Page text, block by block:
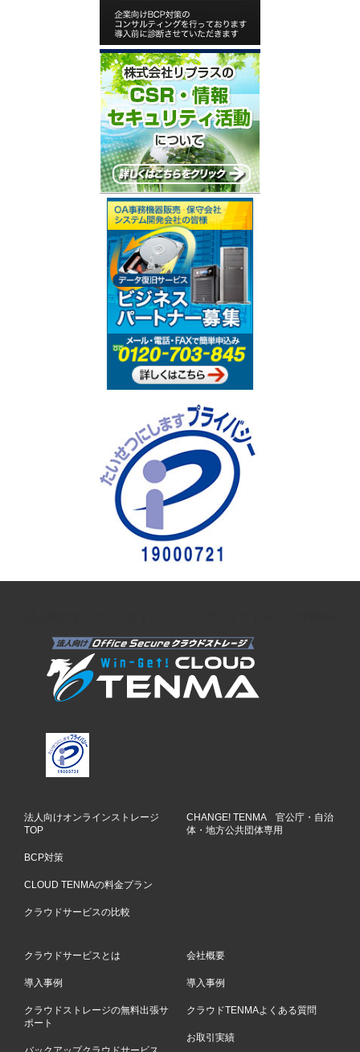
法人向けオンラインストレージ
TOP
BCP対策
CLOUD TENMAの料金プラン
クラウドサービスの比較
CHANGE! TENMA 官公庁・自治
体・地方公共団体専用
クラウドサービスとは
導入事例
クラウドストレージの無料出張サ
ポート
会社概要
導入事例
クラウドTENMAよくある質問
お取引実績